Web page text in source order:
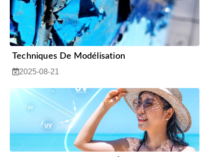
Techniques De Modélisation
2025-08-21